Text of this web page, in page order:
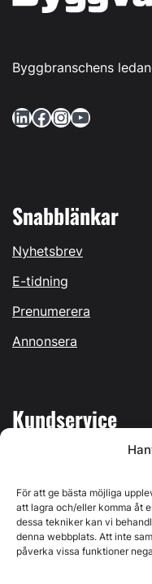
För att ge bästa möjliga
att lagra och/eller komma åt
dessa tekniker kan vi
denna webbplats. Att inte
påverka vissa funktioner
Byggbranschens
LinkedIn Facebook InstagramYouTube
Snabblänkar
Nyhetsbrev
E-tidning
Prenumerera
Annonsera
Kundservice
Kontakta oss